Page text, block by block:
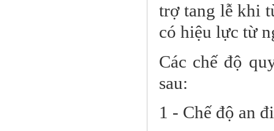
trợ tang lễ khi
có hiệu lực từ
Các chế độ
sau:
1 - Chế độ an